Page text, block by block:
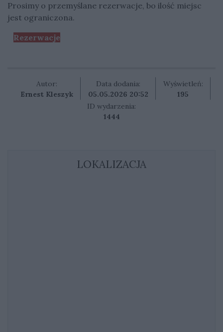
Prosimy o przemyślane rezerwacje, bo ilość miejsc
jest ograniczona.
Rezerwacje
Autor:
Ernest Kleszyk
Data dodania:
05.05.2026 20:52
Wyświetleń:
195
ID wydarzenia:
1444
LOKALIZACJA